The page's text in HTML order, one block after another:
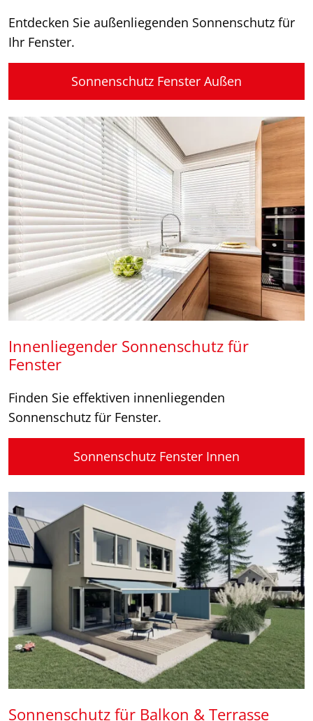
Entdecken Sie außenliegenden Sonnenschutz für
Ihr Fenster.
Sonnenschutz Fenster Außen
Innenliegender Sonnenschutz für
Fenster
Finden Sie effektiven innenliegenden
Sonnenschutz für Fenster.
Sonnenschutz Fenster Innen
Sonnenschutz für Balkon & Terrasse